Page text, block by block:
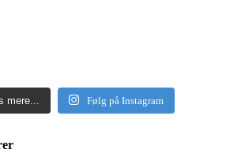
mere... Følg på Instagram